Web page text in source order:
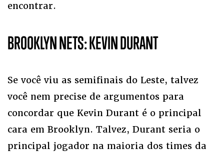
encontrar.
BROOKLYN NETS: KEVIN DURANT
Se você viu as semifinais do Leste, talvez
você nem precise de argumentos para
concordar que Kevin Durant é o principal
cara em Brooklyn. Talvez, Durant seria o
principal jogador na maioria dos times da